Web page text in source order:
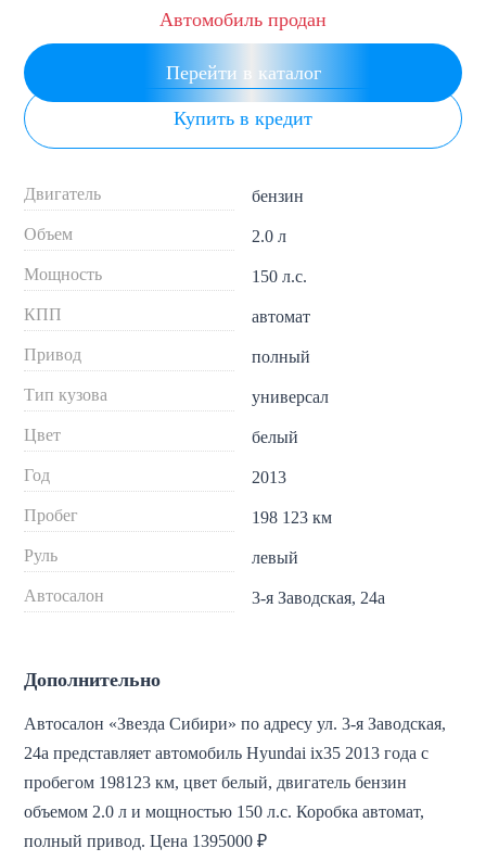
Автомобиль продан
Перейти в каталог
Купить в кредит
Двигатель бензин
Объем 2.0 л
Мощность 150 л.с.
КПП автомат
Привод полный
Тип кузова универсал
Цвет белый
Год 2013
Пробег 198 123 км
Руль левый
Автосалон 3-я Заводская, 24а
Дополнительно
Автосалон «Звезда Сибири» по адресу ул. 3-я Заводская,
24а представляет автомобиль Hyundai ix35 2013 года с
пробегом 198123 км, цвет белый, двигатель бензин
объемом 2.0 л и мощностью 150 л.с. Коробка автомат,
полный привод. Цена 1395000 ₽